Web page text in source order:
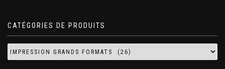
CATÉGORIES DE PRODUITS